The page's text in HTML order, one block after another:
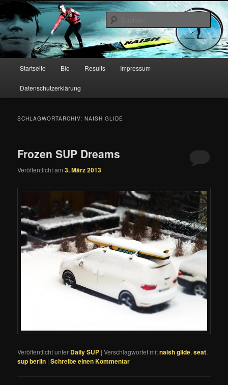
Zum
primären
Inhalt
springen
Zum
sekundären
Inhalt
springenChristian Hahn – Stand Up
Paddling
Startseite Bio Results Impressum
Datenschutzerklärung
SCHLAGWORTARCHIV:NAISH GLIDE
Frozen SUP Dreams
Veröffentlicht am3. März 2013
Veröffentlicht unter Daily SUP |Verschlagwortet mitnaish glide,seat,
sup berlin |Schreibe einen Kommentar